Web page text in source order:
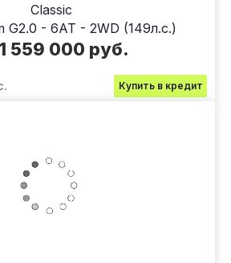
Classic
G2.0 - 6AT - 2WD (149л.с.)
559 000 руб.
Купить в кредит